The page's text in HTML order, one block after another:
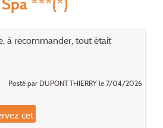
à recommander, tout était
Posté par DUPONT THIERRY le 7/04/2026
cet